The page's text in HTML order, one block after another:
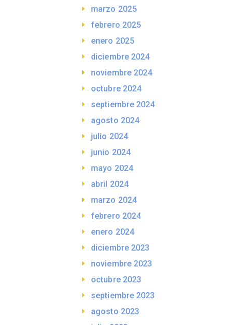
marzo 2025
febrero 2025
enero 2025
diciembre 2024
noviembre 2024
octubre 2024
septiembre 2024
agosto 2024
julio 2024
junio 2024
mayo 2024
abril 2024
marzo 2024
febrero 2024
enero 2024
diciembre 2023
noviembre 2023
octubre 2023
septiembre 2023
agosto 2023